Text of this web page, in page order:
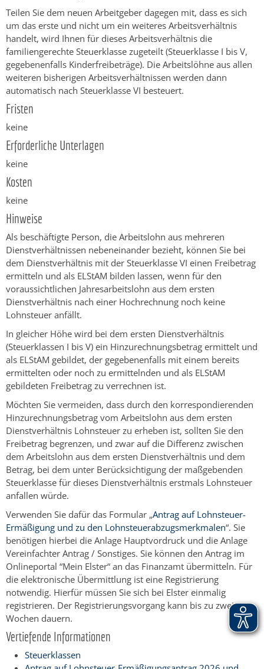
Teilen Sie dem neuen Arbeitgeber dagegen mit, dass es sich
um das erste und nicht um ein weiteres Arbeitsverhältnis
handelt, wird Ihnen für dieses Arbeitsverhältnis die
familiengerechte Steuerklasse zugeteilt (Steuerklasse I bis V,
gegebenenfalls Kinderfreibeträge). Die Arbeitslöhne aus allen
weiteren bisherigen Arbeitsverhältnissen werden dann
automatisch nach Steuerklasse VI besteuert.
Fristen
keine
Erforderliche Unterlagen
keine
Kosten
keine
Hinweise
Als beschäftigte Person, die Arbeitslohn aus mehreren
Dienstverhältnissen nebeneinander bezieht, können Sie bei
dem Dienstverhältnis mit der Steuerklasse VI einen Freibetrag
ermitteln und als ELStAM bilden lassen, wenn für den
voraussichtlichen Jahresarbeitslohn aus dem ersten
Dienstverhältnis nach einer Hochrechnung noch keine
Lohnsteuer anfällt.
In gleicher Höhe wird bei dem ersten Dienstverhältnis
(Steuerklassen I bis V) ein Hinzurechnungsbetrag ermittelt und
als ELStAM gebildet, der gegebenenfalls mit einem bereits
ermittelten oder noch zu ermittelnden und als ELStAM
gebildeten Freibetrag zu verrechnen ist.
Möchten Sie vermeiden, dass durch den korrespondierenden
Hinzurechnungsbetrag vom Arbeitslohn aus dem ersten
Dienstverhältnis Lohnsteuer zu erheben ist, sollten Sie den
Freibetrag begrenzen, und zwar auf die Differenz zwischen
dem Arbeitslohn aus dem ersten Dienstverhältnis und dem
Betrag, bei dem unter Berücksichtigung der maßgebenden
Steuerklasse für dieses Dienstverhältnis erstmals Lohnsteuer
anfallen würde.
Verwenden Sie dafür das Formular „Antrag auf Lohnsteuer-
Ermäßigung und zu den Lohnsteuerabzugsmerkmalen“. Sie
benötigen hierbei die Anlage Hauptvordruck und die Anlage
Vereinfachter Antrag / Sonstiges. Sie können den Antrag im
Onlineportal “Mein Elster“ an das Finanzamt übermitteln. Für
die elektronische Übermittlung ist eine Registrierung
notwendig. Hierfür müssen Sie sich bei Elster einmalig
registrieren. Der Registrierungsvorgang kann bis zu zwei
Wochen dauern.
Vertiefende Informationen
Steuerklassen